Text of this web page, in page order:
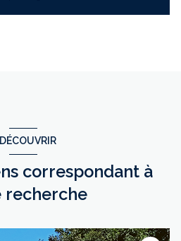
correspondant à
recherche